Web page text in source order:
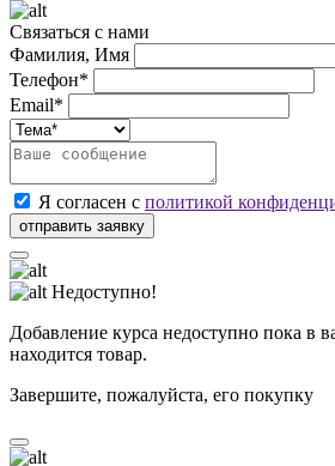
Связаться с нами
Фамилия, Имя
Телефон*
Email*
Я согласен с политикой
Недоступно!
Добавление курса недоступно пока в
находится товар.
Завершите, пожалуйста, его покупку